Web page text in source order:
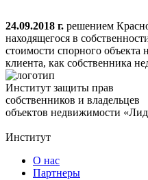
24.09.2018 г. решением
находящегося в
стоимости спорного объекта
клиента, как собственника
Институт защиты прав
собственников и владельцев
объектов недвижимости
Институт
О нас
Партнеры